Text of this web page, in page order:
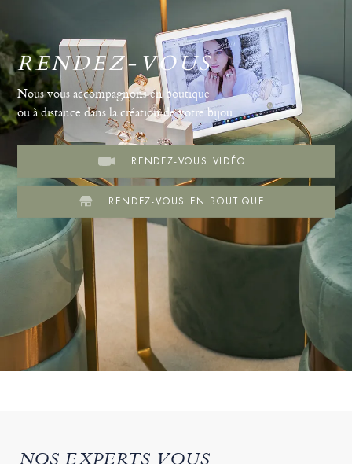
RENDEZ-VOUS
Nous vous accompagnons en boutique
ou à distance dans la création de votre bijou.
RENDEZ-VOUS VIDÉO
RENDEZ-VOUS EN BOUTIQUE